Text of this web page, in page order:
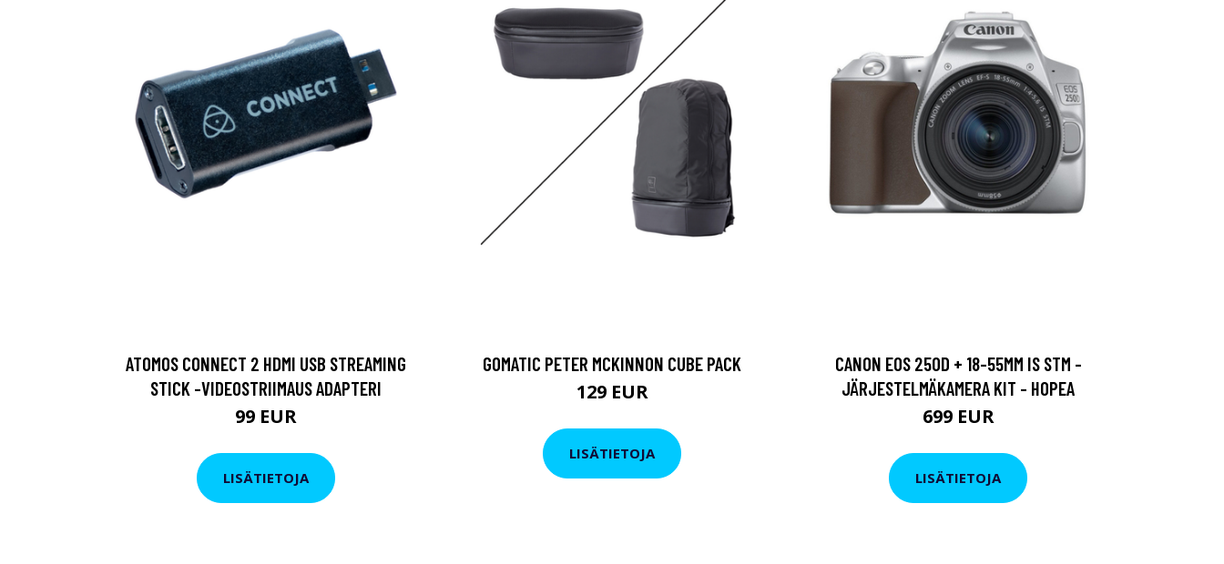
ATOMOS CONNECT 2 HDMI USB STREAMING
STICK -VIDEOSTRIIMAUS ADAPTERI
99 EUR
LISÄTIETOJA
GOMATIC PETER MCKINNON CUBE PACK
129 EUR
LISÄTIETOJA
CANON EOS 250D + 18-55MM IS STM -
JÄRJESTELMÄKAMERA KIT - HOPEA
699 EUR
LISÄTIETOJA